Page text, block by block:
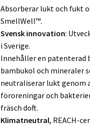
Absorberar lukt och fukt
SmellWell™.
Svensk innovation:
i Sverige.
Innehåller en patenterad
bambukol och mineraler
neutraliserar lukt genom
föroreningar och
fräsch doft.
Klimatneutral, REACH-